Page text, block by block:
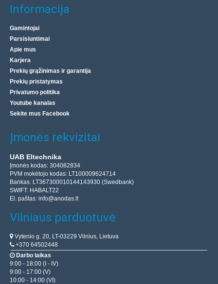
Informacija
Gamintojai
Parsisiuntimai
Apie mus
Karjera
Prekių grąžinimas ir garantija
Prekių pristatymas
Privatumo politika
Youtube kanalas
Sekite mus Facebook
Įmonės rekvizitai
UAB Eltechnika
Įmonės kodas: 304082834
PVM mokėtojo kodas: LT100009624714
Bankas: LT367300010144143930 (Swedbank)
SWIFT: HABALT22
El. paštas: info@anodas.lt
Vilniaus parduotuvė
Vytenio g. 20, LT-03229 Vilnius, Lietuva
+370 64502448
Darbo laikas
9:00 - 18:00 (I - IV)
9:00 - 17:00 (V)
10:00 - 14:00 (VI)